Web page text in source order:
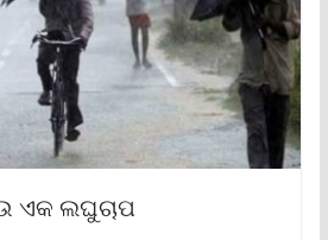
ଏକ ଲଘୁଚାପ